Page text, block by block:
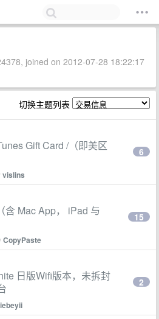
joined on 2012-07-28 18:22:17
切换主题列表
Gift Card /（即美区
vislins
6
含 Mac App， iPad 与
CopyPaste
15
日版Wifi版本，未拆封
2